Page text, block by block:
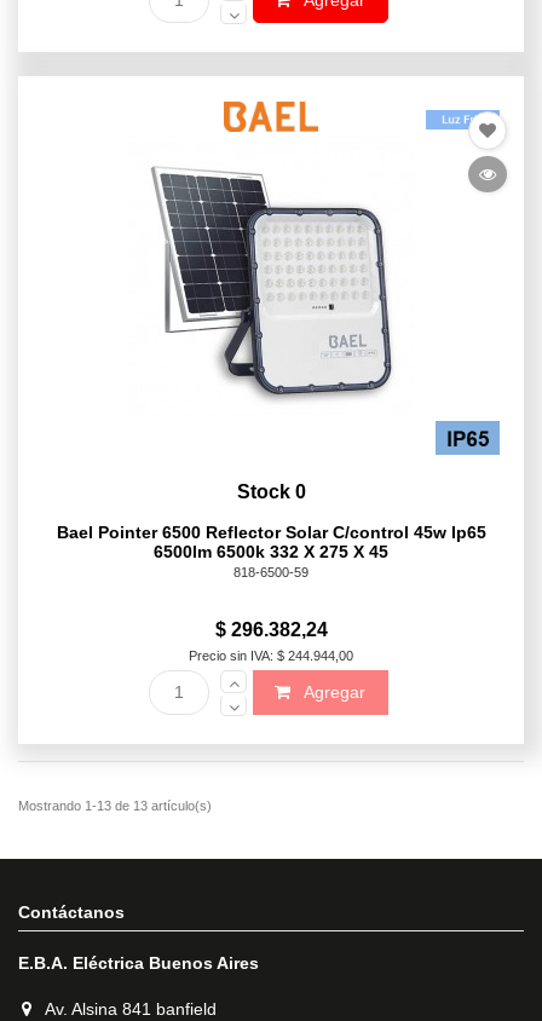
Stock 0
Bael Pointer 6500 Reflector Solar C/control 45w Ip65
6500lm 6500k 332 X 275 X 45
818-6500-59
$ 296.382,24
Precio sin IVA: $ 244.944,00
Agregar
Contáctanos
E.B.A. Eléctrica Buenos Aires
Av. Alsina 841 banfield